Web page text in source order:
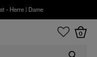
- Herre| Dame
0